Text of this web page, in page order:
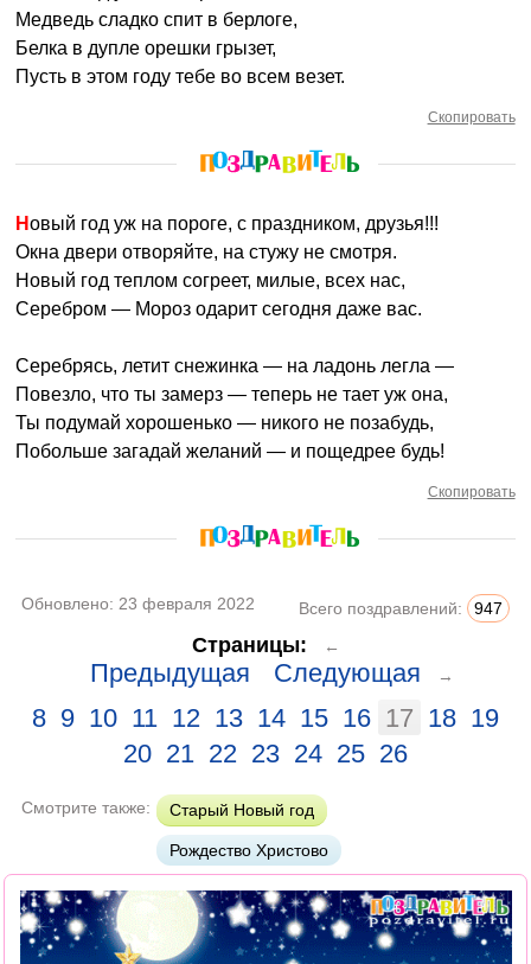
Медведь сладко спит в берлоге,
Белка в дупле орешки грызет,
Пусть в этом году тебе во всем везет.
Скопировать
Новый год уж на пороге, с праздником, друзья!!!
Окна двери отворяйте, на стужу не смотря.
Новый год теплом согреет, милые, всех нас,
Серебром — Мороз одарит сегодня даже вас.
Серебрясь, летит снежинка — на ладонь легла —
Повезло, что ты замерз — теперь не тает уж она,
Ты подумай хорошенько — никого не позабудь,
Побольше загадай желаний — и пощедрее будь!
Скопировать
Обновлено: 23 февраля 2022 Всего поздравлений: 947
Страницы: ←
Предыдущая Следующая →
8 9 10 11 12 13 14 15 16 17 18 19
20 21 22 23 24 25 26
Смотрите также: Старый Новый год
Рождество Христово